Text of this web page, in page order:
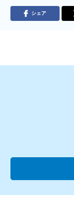
シェア